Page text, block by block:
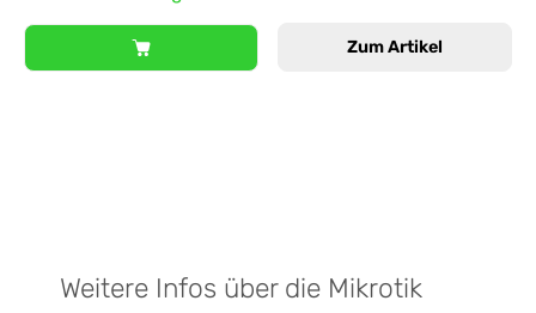
Zum Artikel
Weitere Infos über die Mikrotik